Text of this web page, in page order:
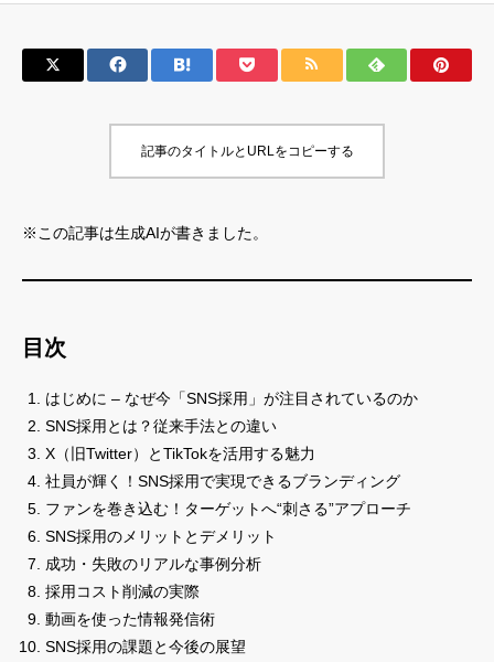
記事のタイトルとURLをコピーする
※この記事は生成AIが書きました。
目次
はじめに – なぜ今「SNS採用」が注目されているのか
SNS採用とは？従来手法との違い
X（旧Twitter）とTikTokを活用する魅力
社員が輝く！SNS採用で実現できるブランディング
ファンを巻き込む！ターゲットへ“刺さる”アプローチ
SNS採用のメリットとデメリット
成功・失敗のリアルな事例分析
採用コスト削減の実際
動画を使った情報発信術
SNS採用の課題と今後の展望
特定商取引法 運営会社
マーケティング用語集